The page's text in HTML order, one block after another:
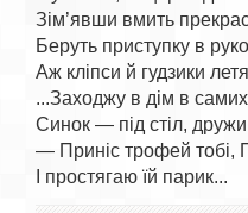
Зім’явши вмить
Беруть приступку в
Аж кліпси й гудзики
...Заходжу в дім в самих
Синок — під стіл,
— Приніс трофей